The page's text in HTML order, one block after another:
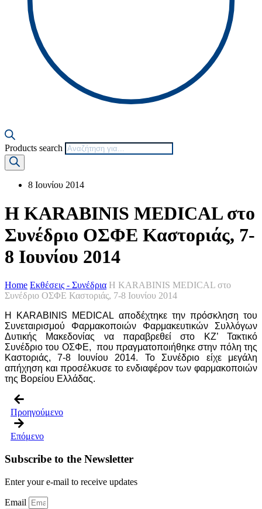
Products search
8 Ιουνίου 2014
Η KARABINIS MEDICAL στο
Συνέδριο ΟΣΦΕ Καστοριάς, 7-
8 Ιουνίου 2014
Home Εκθέσεις - Συνέδρια Η KARABINIS MEDICAL στο
Συνέδριο ΟΣΦΕ Καστοριάς, 7-8 Ιουνίου 2014
Η KARABINIS MEDICAL αποδέχτηκε την πρόσκληση του
Συνεταιρισμού Φαρμακοποιών Φαρμακευτικών Συλλόγων
Δυτικής Μακεδονίας να παραβρεθεί στο ΚΖ’ Τακτικό
Συνέδριο του ΟΣΦΕ, που πραγματοποιήθηκε στην πόλη της
Καστοριάς, 7-8 Ιουνίου 2014. Το Συνέδριο είχε μεγάλη
απήχηση και προσέλκυσε το ενδιαφέρον των φαρμακοποιών
της Βορείου Ελλάδας.
Προηγούμενο
Επόμενο
Subscribe to the Newsletter
Enter your e-mail to receive updates
Email